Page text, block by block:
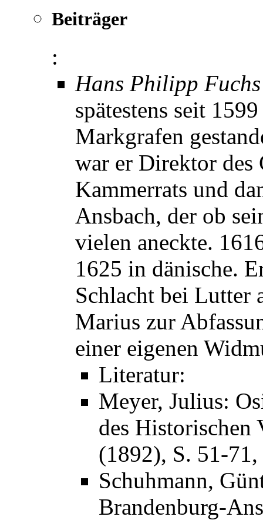
Beiträger
:
Hans Philipp
spätestens seit
Markgrafen
war er Direktor des
Kammerrats und
Ansbach, der ob
vielen aneckte.
1625 in dänische.
Schlacht bei Lutter
Marius zur
einer eigenen
Literatur:
Meyer, Julius:
des
(1892), S. 51-
Schuhmann,
Brandenburg-